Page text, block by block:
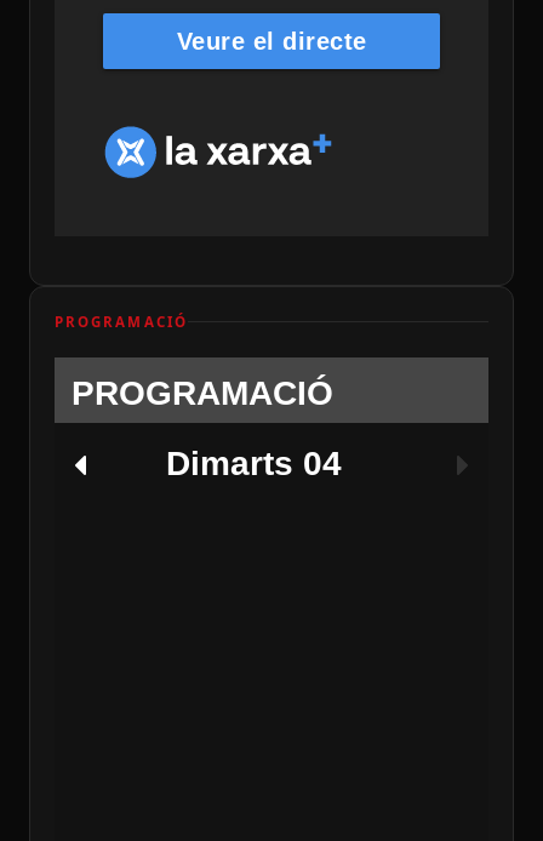
Veure el directe
PROGRAMACIÓ
PROGRAMACIÓ
Dimarts 04